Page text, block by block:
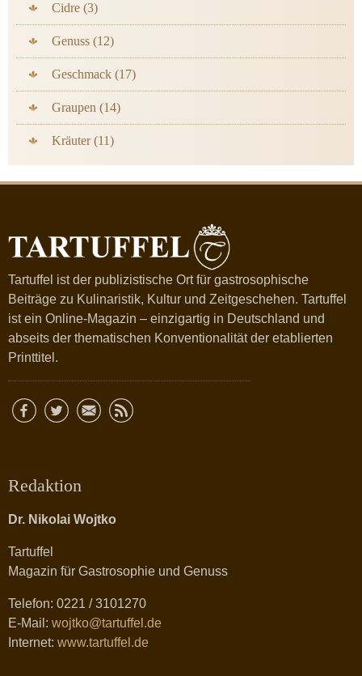
Cidre (3)
Genuss (12)
Geschmack (17)
Graupen (14)
Kräuter (11)
Tartuffel ist der publizistische Ort für gastrosophische
Beiträge zu Kulinaristik, Kultur und Zeitgeschehen. Tartuffel
ist ein Online-Magazin – einzigartig in Deutschland und
abseits der thematischen Konventionalität der etablierten
Printtitel.
Redaktion
Dr. Nikolai Wojtko
Tartuffel
Magazin für Gastrosophie und Genuss
Telefon: 0221 / 3101270
E-Mail: wojtko@tartuffel.de
Internet: www.tartuffel.de